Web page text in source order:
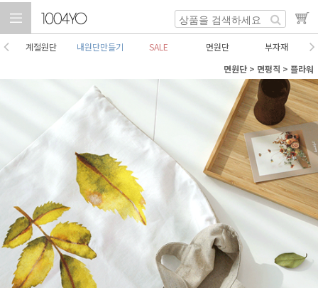
계절원단 내원단만들기 SALE 면원단
부자재
면원단 > 면평직 > 플라워